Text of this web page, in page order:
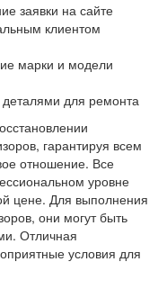
заявки на сайте
клиентом
марки и модели
для ремонта
гарантируя всем
отношение. Все
уровне
цене. Для выполнения
они могут быть
Отличная
условия для